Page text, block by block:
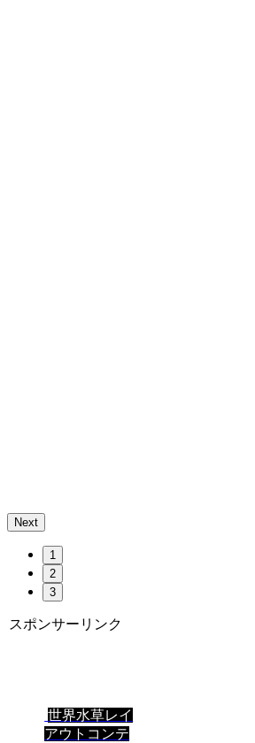
Next
1
2
3
スポンサーリンク
世界水草レイ
アウトコンテ